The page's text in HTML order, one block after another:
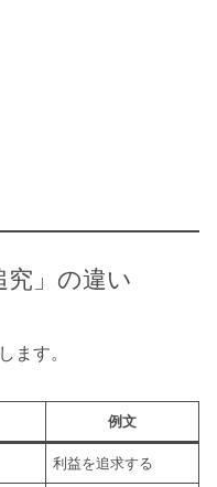
究」の違い
ます。
例文
利益を追求する